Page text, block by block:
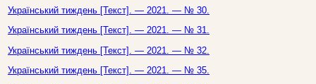
Український тиждень [Текст]. — 2021. — № 30.
Український тиждень [Текст]. — 2021. — № 31.
Український тиждень [Текст]. — 2021. — № 32.
Український тиждень [Текст]. — 2021. — № 35.